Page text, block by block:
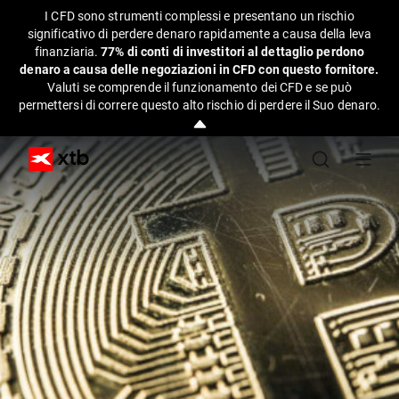
I CFD sono strumenti complessi e presentano un rischio
significativo di perdere denaro rapidamente a causa della leva
finanziaria.77% di conti di investitori al dettaglio perdono
denaro a causa delle negoziazioni in CFD con questo fornitore.
Valuti se comprende il funzionamento dei CFD e se può
permettersi di correre questo alto rischio di perdere il Suo denaro.